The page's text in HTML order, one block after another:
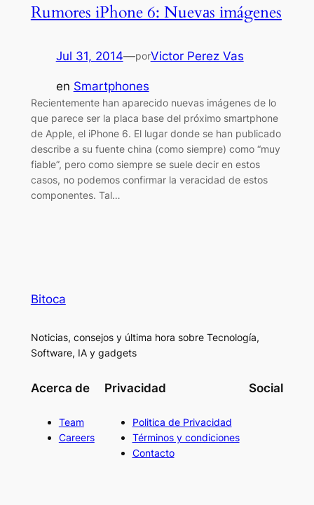
Rumores iPhone 6: Νuevаs іmágenes
Jul 31, 2014—porVictor Perez Vas
en Smartphones
Recientemente han aparecido nuevas imágenes de lo
que parece ser la placa base del próximo smartphone
de Apple, el iPhone 6. El lugar donde se han publicado
describe a su fuente china (como siempre) como “muy
fiable”, pero como siempre se suele decir en estos
casos, no podemos confirmar la veracidad de estos
componentes. Tal…
Bitoca
Noticias, consejos y última hora sobre Tecnología,
Software, IA y gadgets
Acerca de
Team
Careers
Privacidad
Politica de Privacidad
Términos y condiciones
Contacto
Social